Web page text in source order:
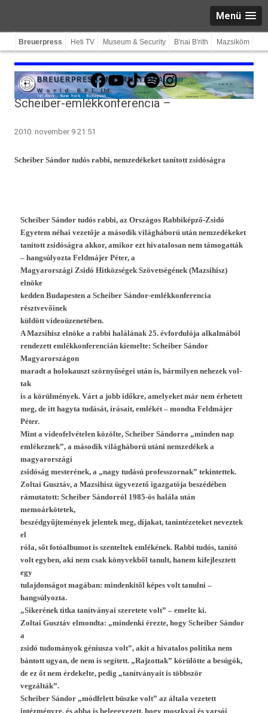
Menü
Breuerpress Heti TV Museum & Security B'nai B'rith Mazsiköm
Facebook
YouTube
TikTokSpotifyInstagram
Scheiber-emlékkonferencia –
2010. november 9 21:51
Scheib­er Sándor tudós rabbi, nem­zedékeket tanított zsidóságra
Scheib­er Sándor tudós rabbi, az Országos Rabbiképző-Zsidó
Egyetem néhai vezetője a második világháború után nem­zedékeket
tanított zsidóságra akkor, amikor ezt hivatalosan nem támogat­ták
– han­gsúlyoz­ta Feldmájer Péter, a
Magyarországi Zsidó Hitközségek Szövetségének (Maz­sihisz)
elnöke
kedd­en Budapest­en a Scheib­er Sándor-emlékkonferencia
résztvevőinek
küldött videoüzenetében.
A Maz­sihisz elnöke a rabbi halálának 25. évfor­dulója al­kal­mából
re­ndezett em­lék­konferen­cián kiemel­te: Scheib­er Sándor
Magyarországon
maradt a holokauszt szörnyűségei után is, bár­mily­en nehezek vol­
tak
is a körülmények. Várt a jobb időkre, amelyeket már nem érhetett
meg, de itt hagyta tudását, írásait, emlékét – mondta Feldmájer
Péter.
Mint a videofel­vétel­en közölte, Scheib­er Sán­dorra „mind­en nap
em­lékez­nek”, a második világháború utáni nem­zedékek a
magyarországi
zsidóság mes­terének, a „nagy tudású pro­fesszor­nak” tekin­tettek.
Zol­tai Gusztáv, a Maz­sihisz ügyvezető igaz­gatója beszédében
rámutatott: Scheib­er Sándorról 1985-ös halála után
memoárkötetek,
beszédgyűjtemények jelen­tek meg, díjakat, tanin­tézeteket nevez­tek
el
róla, sőt fotóal­bumot is szen­teltek emlékének. Rabbi tudós, tanító
volt egyb­en, aki nem csak könyvek­ből tanult, hanem kifej­lesztett
egy
tulaj­donságot magában: min­denkitől képes volt tanul­ni –
han­gsúlyoz­ta.
„Sikerének titka tanítványai szeretete volt” – em­el­te ki.
Zol­tai Gusztáv el­mondta: „min­denki érezte, hogy Scheib­er Sándor
a
zsidó tudományok génius­za volt”, akit a hivatalos politika nem
bántott ugyan, de nem is segített. „Raj­zottak” körülötte a besúgók,
de ez őt nem érdekel­te, pedig „tanítványait is többször
vegzálták”.
Scheib­er Sándor „mód­felett büszke volt” az általa vezetett
intézményre, és abba is be­leegyezett, hogy moszkvai és varsói